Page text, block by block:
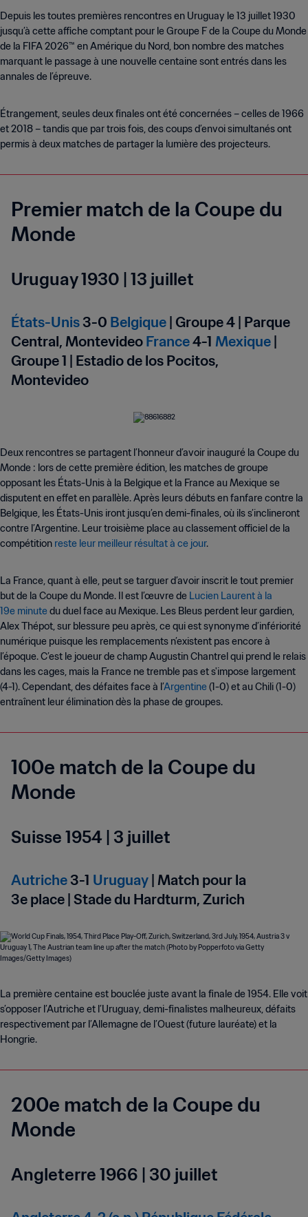
Depuis les toutes premières rencontres en Uruguay le 13 juillet 1930
jusqu’à cette affiche comptant pour le Groupe F de la Coupe du Monde
de la FIFA 2026™ en Amérique du Nord, bon nombre des matches
marquant le passage à une nouvelle centaine sont entrés dans les
annales de l’épreuve.
Étrangement, seules deux finales ont été concernées – celles de 1966
et 2018 – tandis que par trois fois, des coups d’envoi simultanés ont
permis à deux matches de partager la lumière des projecteurs.
Premier match de la Coupe du
Monde
Uruguay 1930 | 13 juillet
États-Unis3-0 Belgique| Groupe 4 | Parque
Central, MontevideoFrance4-1 Mexique|
Groupe 1 | Estadio de los Pocitos,
Montevideo
Deux rencontres se partagent l’honneur d’avoir inauguré la Coupe du
Monde : lors de cette première édition, les matches de groupe
opposant les États-Unis à la Belgique et la France au Mexique se
disputent en effet en parallèle. Après leurs débuts en fanfare contre la
Belgique, les États-Unis iront jusqu’en demi-finales, où ils s’inclineront
contre l’Argentine. Leur troisième place au classement officiel de la
compétition reste leur meilleur résultat à ce jour.
La France, quant à elle, peut se targuer d’avoir inscrit le tout premier
but de la Coupe du Monde. Il est l’œuvre de Lucien Laurent à la
19e minutedu duel face au Mexique. Les Bleus perdent leur gardien,
Alex Thépot, sur blessure peu après, ce qui est synonyme d’infériorité
numérique puisque les remplacements n’existent pas encore à
l’époque. C’est le joueur de champ Augustin Chantrel qui prend le relais
dans les cages, mais la France ne tremble pas et s'impose largement
(4-1). Cependant, des défaites face à l’Argentine(1-0) et au Chili (1-0)
entraînent leur élimination dès la phase de groupes.
100e match de la Coupe du
Monde
Suisse 1954 | 3 juillet
Autriche3-1 Uruguay| Match pour la
3e place | Stade du Hardturm, Zurich
La première centaine est bouclée juste avant la finale de 1954. Elle voit
s’opposer l’Autriche et l’Uruguay, demi-finalistes malheureux, défaits
respectivement par l’Allemagne de l’Ouest (future lauréate) et la
Hongrie.
200e match de la Coupe du
Monde
Angleterre 1966 | 30 juillet